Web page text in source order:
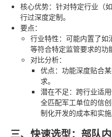
核心优势：针对特定行业（
行过深度定制。
要点：
行业特性：可能内置了如
等符合特定监管要求的功
对比分析：
优点：功能深度贴合
求。
潜在不足：跨行业适
全匹配军工单位的信
制化开发的成本和实
三、快速选型：部队